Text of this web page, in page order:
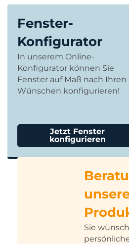
Fenster-
Konfigurator
In unserem Online-
Konfigurator können Sie
Fenster auf Maß nach Ihren
Wünschen konfigurieren!
Jetzt Fenster
konfigurieren
Sie